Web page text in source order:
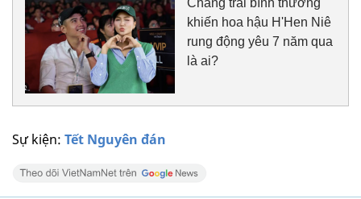
Sự kiện: Tết Nguyên đán
Chàng trai bình thường
khiến hoa hậu H'Hen Niê
rung động yêu 7 năm qua
là ai?